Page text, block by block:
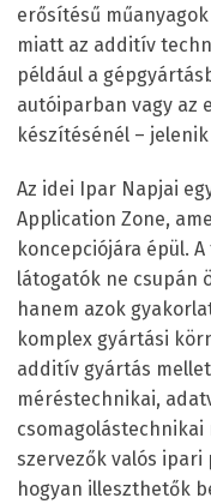
erősítésű
miatt az additív
például a
autóiparban vagy az
készítésénél –
Az idei Ipar Napjai
Application Zone,
koncepciójára épül.
látogatók ne csupán
hanem azok
komplex gyártási
additív gyártás
méréstechnikai,
szervezők valós
hogyan illeszthetők